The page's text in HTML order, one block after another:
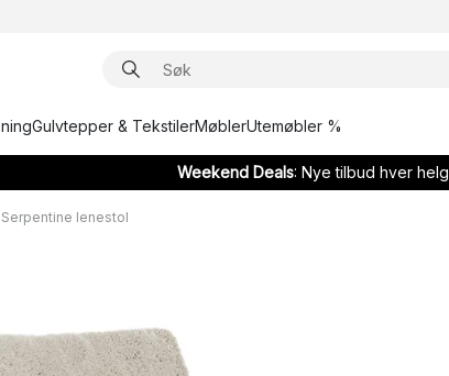
Gulvtepper & TekstilerMøblerUtemøbler %
Weekend Deals: Nye tilbud hver helg
Serpentine lenestol